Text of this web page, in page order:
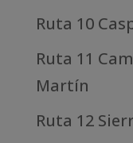
Ruta 10
Ruta 11
Martín
Ruta 12